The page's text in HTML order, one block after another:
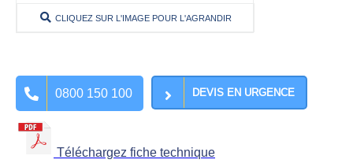
CLIQUEZ SUR L'IMAGE POUR L'AGRANDIR
0800 150 100 DEVIS EN URGENCE
Téléchargez fiche technique